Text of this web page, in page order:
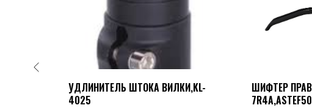
УДЛИНИТЕЛЬ ШТОКА ВИЛКИ,KL-
4025
ШИФТЕР